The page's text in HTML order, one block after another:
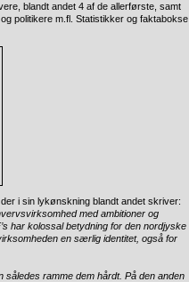
blandt andet 4 af de allerførste, samt
politikere m.fl. Statistikker og faktabokse
i sin lykønskning blandt andet skriver:
med ambitioner og
har kolossal betydning for den nordjyske
en særlig identitet, også for
ramme dem hårdt. På den anden